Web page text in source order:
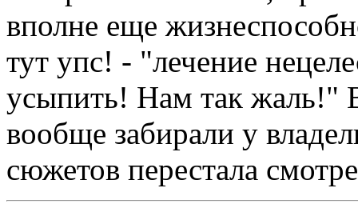
вполне еще
тут упс! - "лечение
усыпить! Нам так жаль!"
вообще забирали у
сюжетов перестала